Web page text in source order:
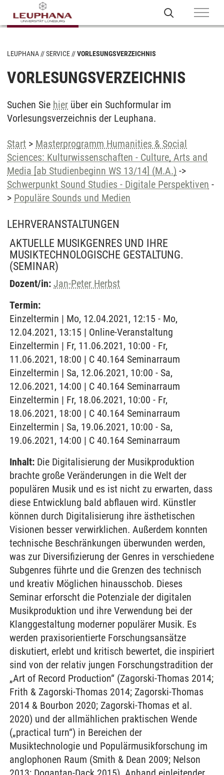
LEUPHANA SERVICE VORLESUNGSVERZEICHNIS
VORLESUNGSVERZEICHNIS
Suchen Sie hier über ein Suchformular im
Vorlesungsverzeichnis der Leuphana.
Start > Masterprogramm Humanities & Social
Sciences: Kulturwissenschaften - Culture, Arts and
Media [ab Studienbeginn WS 13/14] (M.A.) ->
Schwerpunkt Sound Studies - Digitale Perspektiven -
> Populäre Sounds und Medien
LEHRVERANSTALTUNGEN
AKTUELLE MUSIKGENRES UND IHRE
MUSIKTECHNOLOGISCHE GESTALTUNG.
(SEMINAR)
Dozent/in: Jan-Peter Herbst
Termin:
Einzeltermin | Mo, 12.04.2021, 12:15 - Mo,
12.04.2021, 13:15 | Online-Veranstaltung
Einzeltermin | Fr, 11.06.2021, 10:00 - Fr,
11.06.2021, 18:00 | C 40.164 Seminarraum
Einzeltermin | Sa, 12.06.2021, 10:00 - Sa,
12.06.2021, 14:00 | C 40.164 Seminarraum
Einzeltermin | Fr, 18.06.2021, 10:00 - Fr,
18.06.2021, 18:00 | C 40.164 Seminarraum
Einzeltermin | Sa, 19.06.2021, 10:00 - Sa,
19.06.2021, 14:00 | C 40.164 Seminarraum
Inhalt: Die Digitalisierung der Musikproduktion
brachte große Veränderungen in die Welt der
populären Musik und es ist nicht zu erwarten, dass
diese Entwicklung bald abflauen wird. Künstler
können durch Digitalisierung ihre ästhetischen
Visionen besser verwirklichen. Außerdem konnten
technische Beschränkungen überwunden werden,
was zur Diversifizierung der Genres in verschiedene
Subgenres führte und die Grenzen des technisch
und kreativ Möglichen hinausschob. Dieses
Seminar erforscht die Potenziale der digitalen
Musikproduktion und ihre Verwendung bei der
Klanggestaltung moderner populärer Musik. Es
werden praxisorientierte Forschungsansätze
diskutiert, erlebt und kritisch bewertet, die inspiriert
sind von der relativ jungen Forschungstradition der
„Art of Record Production“ (Zagorski-Thomas 2014;
Frith & Zagorski-Thomas 2014; Zagorski-Thomas
2014 & Bourbon 2020; Zagorski-Thomas et al.
2020) und der allmählichen praktischen Wende
(„practical turn“) in Bereichen der
Musiktechnologie und Populärmusikforschung im
anglophonen Raum (Smith & Dean 2009; Nelson